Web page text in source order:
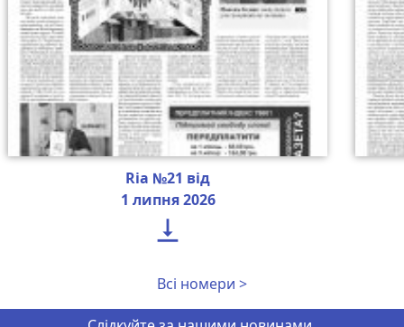
Ria №21 від
1 липня 2026

Всі номери >